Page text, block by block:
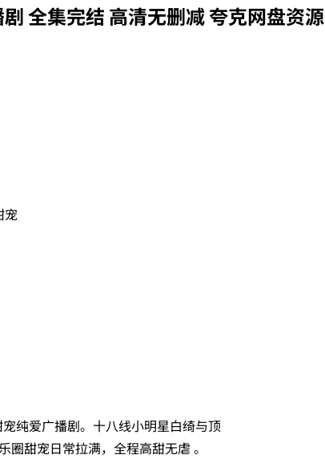
全集完结 高清无删减 夸克网盘资源
宠
纯爱广播剧。十八线小明星白绮与顶
甜宠日常拉满，全程高甜无虐 。